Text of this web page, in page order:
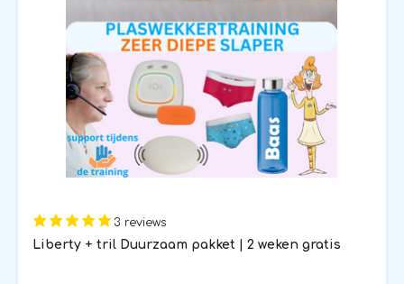
3 reviews
Liberty + tril Duurzaam pakket | 2 weken gratis